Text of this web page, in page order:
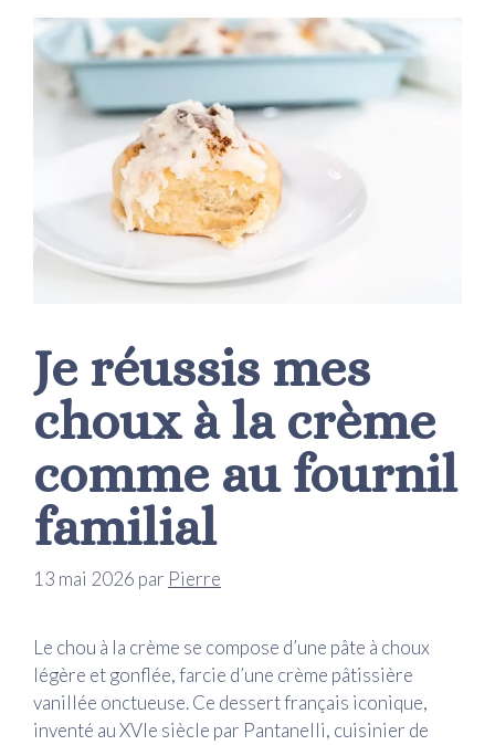
Je réussis mes
choux à la crème
comme au fournil
familial
13 mai 2026 par Pierre
Le chou à la crème se compose d’une pâte à choux
légère et gonflée, farcie d’une crème pâtissière
vanillée onctueuse. Ce dessert français iconique,
inventé au XVIe siècle par Pantanelli, cuisinier de